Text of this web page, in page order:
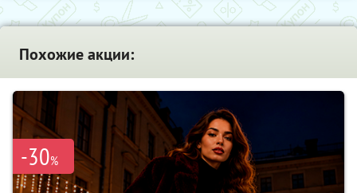
Похожие акции:
-30%